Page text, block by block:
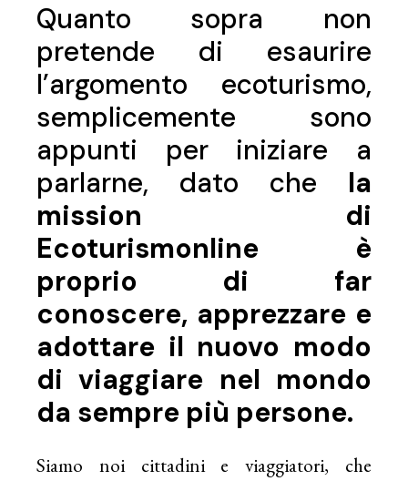
Quanto sopra non
pretende di esaurire
l’argomento ecoturismo,
semplicemente sono
appunti per iniziare a
parlarne, dato che la
mission di
Ecoturismonline è
proprio di far
conoscere, apprezzare e
adottare il nuovo modo
di viaggiare nel mondo
da sempre più persone.
Siamo noi cittadini e viaggiatori, che